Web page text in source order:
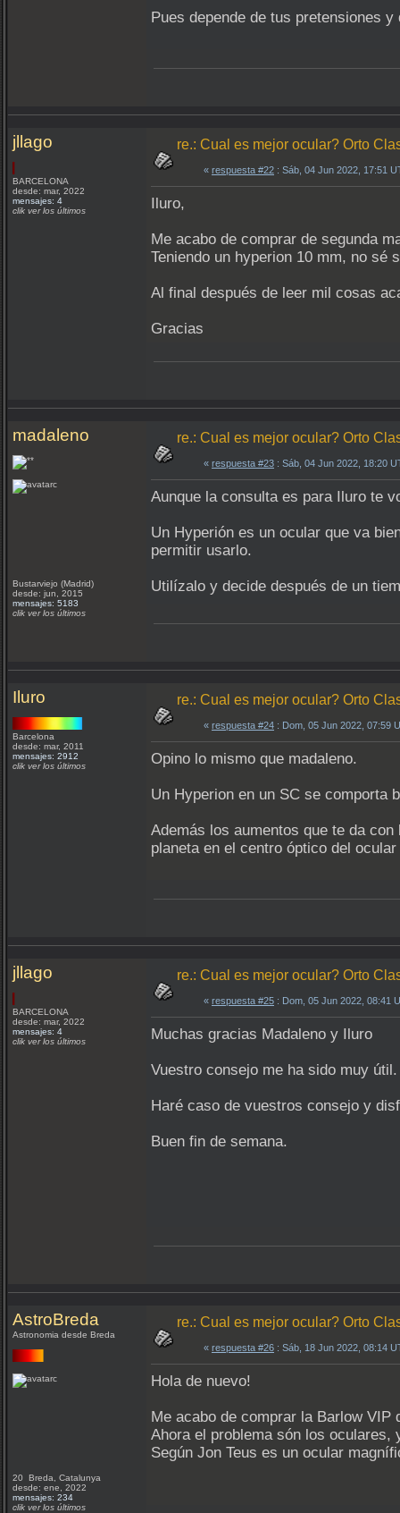
Pues depende de tus pretensiones
jllago
BARCELONA
desde: mar, 2022
mensajes: 4
clik ver los últimos
re.: Cual es mejor ocular? Orto
« respuesta #22 : Sáb, 04 Jun 2022, 17:51
Iluro,
Me acabo de comprar de segunda
Teniendo un hyperion 10 mm, no sé
Al final después de leer mil cosas
Gracias
madaleno
Bustarviejo (Madrid)
desde: jun, 2015
mensajes: 5183
clik ver los últimos
re.: Cual es mejor ocular? Orto
« respuesta #23 : Sáb, 04 Jun 2022, 18:20
Aunque la consulta es para Iluro te
Un Hyperión es un ocular que va
permitir usarlo.
Utilízalo y decide después de un
Iluro
Barcelona
desde: mar, 2011
mensajes: 2912
clik ver los últimos
re.: Cual es mejor ocular? Orto
« respuesta #24 : Dom, 05 Jun 2022, 07:59
Opino lo mismo que madaleno.
Un Hyperion en un SC se comporta
Además los aumentos que te da
planeta en el centro óptico del
jllago
BARCELONA
desde: mar, 2022
mensajes: 4
clik ver los últimos
re.: Cual es mejor ocular? Orto
« respuesta #25 : Dom, 05 Jun 2022, 08:41
Muchas gracias Madaleno y Iluro
Vuestro consejo me ha sido muy
Haré caso de vuestros consejo y
Buen fin de semana.
AstroBreda
Astronomia desde Breda
20 Breda, Catalunya
desde: ene, 2022
mensajes: 234
clik ver los últimos
re.: Cual es mejor ocular? Orto
« respuesta #26 : Sáb, 18 Jun 2022, 08:14
Hola de nuevo!
Me acabo de comprar la Barlow VIP
Ahora el problema són los oculares,
Según Jon Teus es un ocular